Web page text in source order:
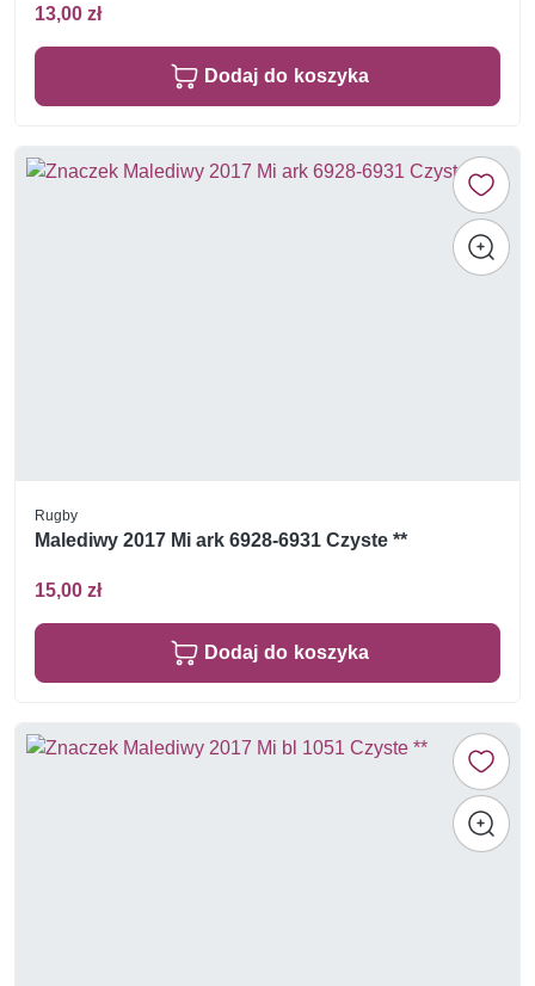
13,00 zł
Dodaj do koszyka
Rugby
Malediwy 2017 Mi ark 6928-6931 Czyste **
15,00 zł
Dodaj do koszyka